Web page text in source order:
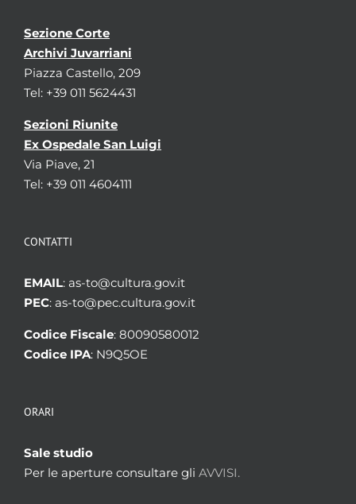
Sezione Corte
Archivi Juvarriani
Piazza Castello, 209
Tel: +39 011 5624431
Sezioni Riunite
Ex Ospedale San Luigi
Via Piave, 21
Tel: +39 011 4604111
CONTATTI
EMAIL: as-to@cultura.gov.it
PEC: as-to@pec.cultura.gov.it
Codice Fiscale: 80090580012
Codice IPA: N9Q5OE
ORARI
Sale studio
Per le aperture consultare gli AVVISI.